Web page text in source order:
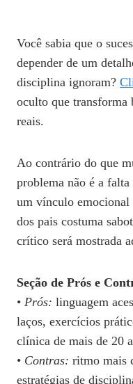
Você sabia que o
depender de um
disciplina ignoram?
oculto que transforma
reais.
Ao contrário do que
problema não é a falta
um vínculo
dos pais costuma
crítico será mostrada
Seção de Prós e
• Prós: linguagem
laços, exercícios
clínica de mais de 20
• Contras: ritmo mais
estratégias de